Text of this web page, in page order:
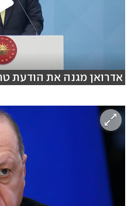
אדרואן מגנה את הודעת